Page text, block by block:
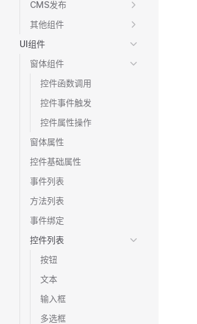
CMS发布
其他组件
UI组件
窗体组件
控件函数调用
控件事件触发
控件属性操作
窗体属性
控件基础属性
事件列表
方法列表
事件绑定
控件列表
按钮
文本
输入框
多选框